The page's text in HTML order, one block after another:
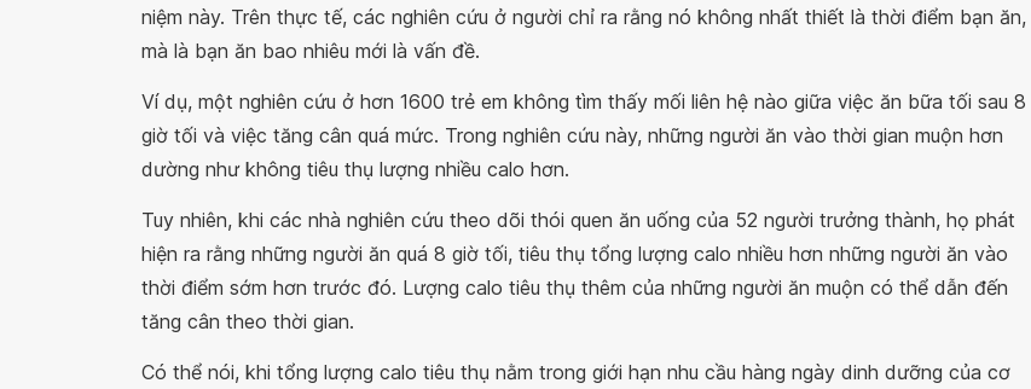
niệm này. Trên thực tế, các nghiên cứu ở người chỉ ra rằng nó không nhất thiết là thời điểm bạn ăn,
mà là bạn ăn bao nhiêu mới là vấn đề.
Ví dụ, một nghiên cứu ở hơn 1600 trẻ em không tìm thấy mối liên hệ nào giữa việc ăn bữa tối sau 8
giờ tối và việc tăng cân quá mức. Trong nghiên cứu này, những người ăn vào thời gian muộn hơn
dường như không tiêu thụ lượng nhiều calo hơn.
Tuy nhiên, khi các nhà nghiên cứu theo dõi thói quen ăn uống của 52 người trưởng thành, họ phát
hiện ra rằng những người ăn quá 8 giờ tối, tiêu thụ tổng lượng calo nhiều hơn những người ăn vào
thời điểm sớm hơn trước đó. Lượng calo tiêu thụ thêm của những người ăn muộn có thể dẫn đến
tăng cân theo thời gian.
Có thể nói, khi tổng lượng calo tiêu thụ nằm trong giới hạn nhu cầu hàng ngày dinh dưỡng của cơ